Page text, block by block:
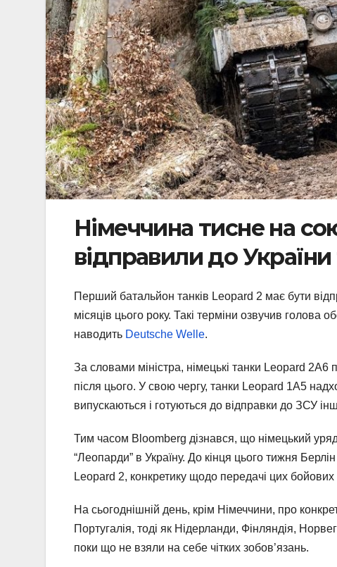
Німеччина тисне на
відправили до
Перший батальйон танків Leopard 2 має бути
місяців цього року. Такі терміни озвучив голова
наводить Deutsche Welle.
За словами міністра, німецькі танки Leopard 2A6
після цього. У свою чергу, танки Leopard 1A5
випускаються і готуються до відправки до ЗСУ
Тим часом Bloomberg дізнався, що німецький
“Леопарди” в Україну. До кінця цього тижня
Leopard 2, конкретику щодо передачі цих
На сьогоднішній день, крім Німеччини, про
Португалія, тоді як Нідерланди, Фінляндія,
поки що не взяли на себе чітких зобов’язань.